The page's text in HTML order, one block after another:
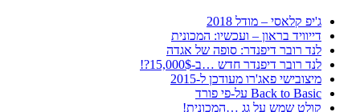
ג'יפ קלאסי – מודל 2018
דייוויד בראון – ועכשיו: המכונית
לנד רובר דיפנדר: סופה של אגדה
לנד רובר דיפנדר חדש …ב-15,000$?!
מיצובישי פאג'רו מעודכן ל-2015
Back to Basic על-פי פורד
קולט שמש על גג …המכונית!